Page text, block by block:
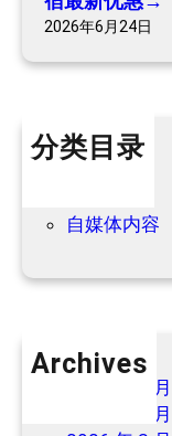
2026年6月24日
分类目录
自媒体内容
Archives
2026 年 7 月
2026 年 6 月